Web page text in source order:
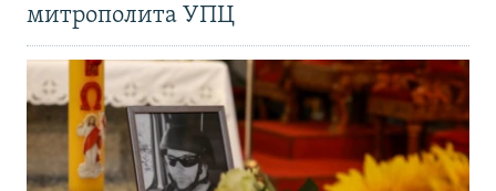
митрополита УПЦ